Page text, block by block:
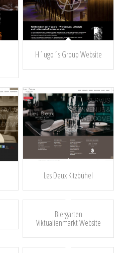
H´ugo´s Group Website
Les Deux Kitzbühel
Biergarten
Viktualienmarkt Website